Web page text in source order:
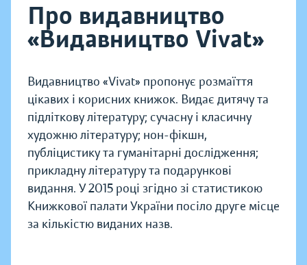
Про видавництво
«Видавництво Vivat»
Видавництво «Vivat» пропонує розмаїття
цікавих і корисних книжок. Видає дитячу та
підліткову літературу; сучасну і класичну
художню літературу; нон-фікшн,
публіцистику та гуманітарні дослідження;
прикладну літературу та подарункові
видання. У 2015 році згідно зі статистикою
Книжкової палати України посіло друге місце
за кількістю виданих назв.